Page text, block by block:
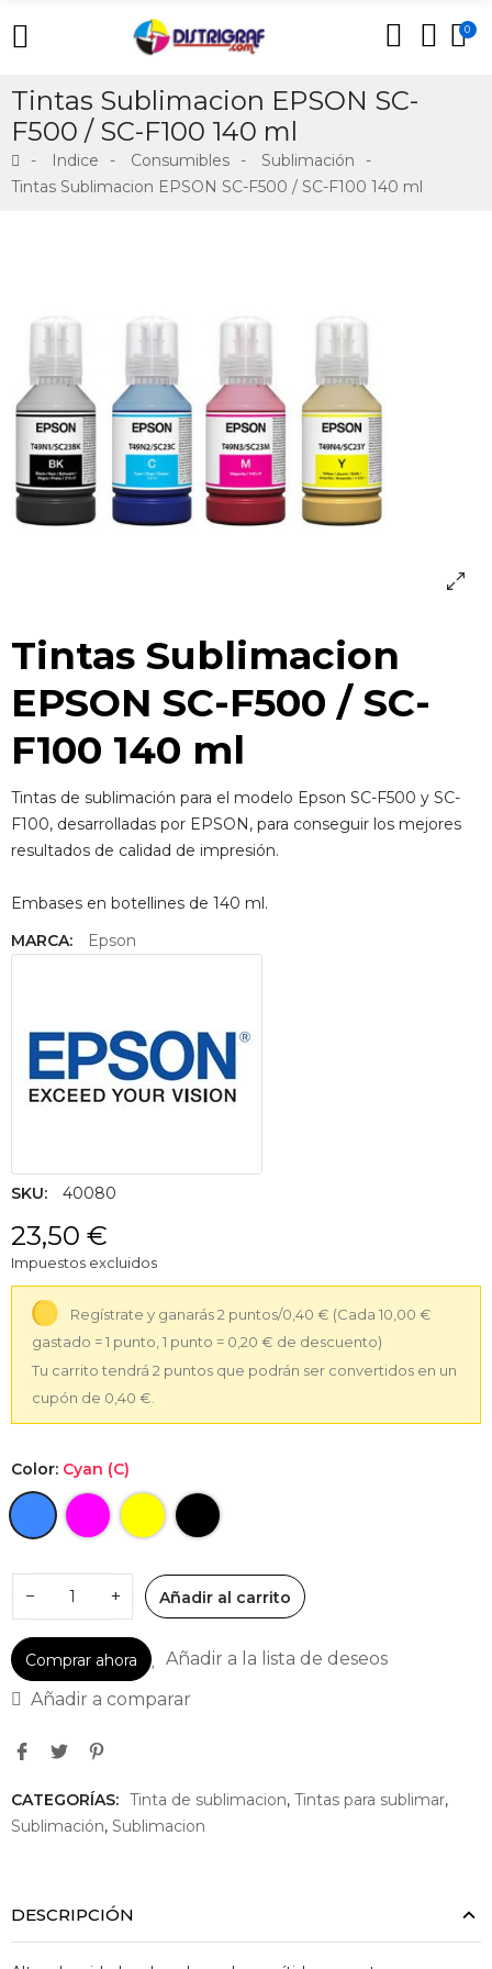
0
Tintas Sublimacion EPSON SC-
F500 / SC-F100 140 ml
Indice Consumibles
Sublimación
Tintas Sublimacion EPSON SC-F500 / SC-F100 140 ml
Tintas Sublimacion
EPSON SC-F500 / SC-
F100 140 ml
Tintas de sublimación para el modelo Epson SC-F500 y SC-
F100, desarrolladas por EPSON, para conseguir los mejores
resultados de calidad de impresión.
Embases en botellines de 140 ml.
MARCA:
Epson
SKU: 40080
23,50 €
Impuestos excluidos
Regístrate y ganarás 2 puntos/0,40 € (Cada 10,00 €
gastado = 1 punto, 1 punto = 0,20 € de descuento)
Tu carrito tendrá 2 puntos que podrán ser convertidos en un
cupón de 0,40 €.
Color: Cyan (C)
− + Añadir al carrito
Comprar ahora
Añadir a la lista de deseos
Añadir a comparar
CATEGORÍAS: Tinta de sublimacion, Tintas para sublimar,
Sublimación, Sublimacion
DESCRIPCIÓN